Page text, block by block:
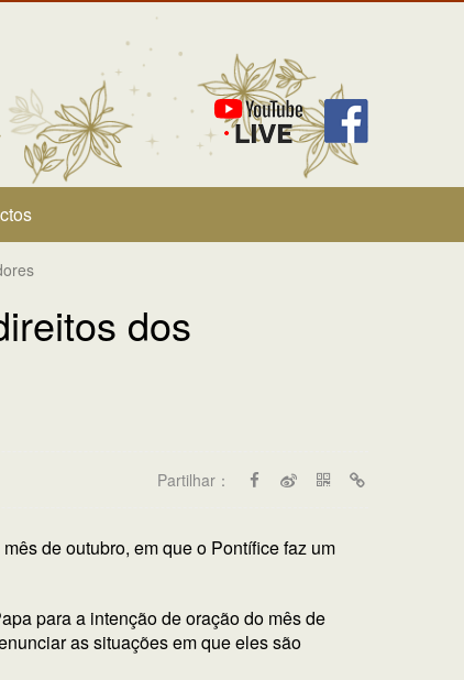
dos
Partilhar：
de outubro, em que o Pontífice faz um
para a intenção de oração do mês de
as situações em que eles são